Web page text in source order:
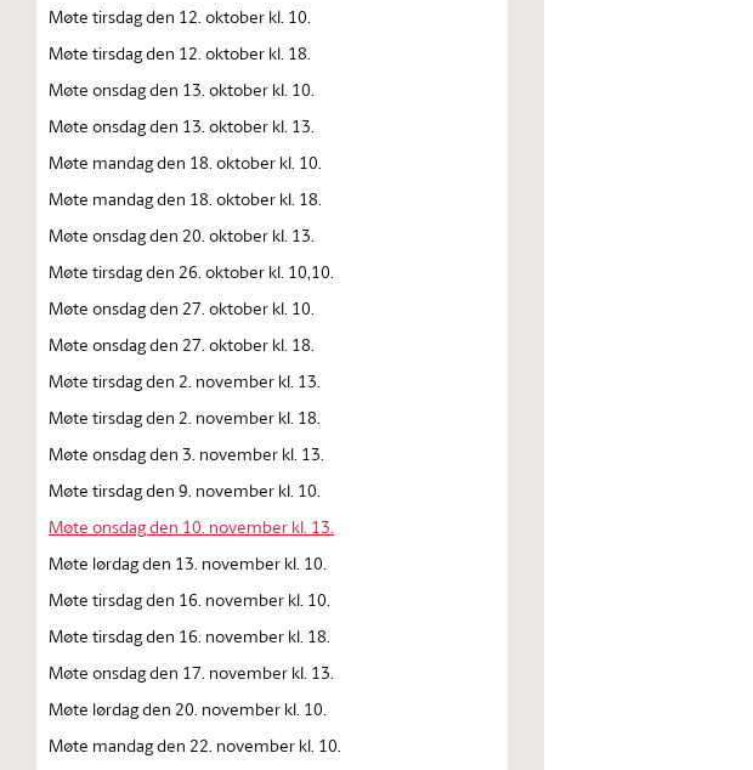
Møte tirsdag den 12. oktober kl. 10.
Møte tirsdag den 12. oktober kl. 18.
Møte onsdag den 13. oktober kl. 10.
Møte onsdag den 13. oktober kl. 13.
Møte mandag den 18. oktober kl. 10.
Møte mandag den 18. oktober kl. 18.
Møte onsdag den 20. oktober kl. 13.
Møte tirsdag den 26. oktober kl. 10,10.
Møte onsdag den 27. oktober kl. 10.
Møte onsdag den 27. oktober kl. 18.
Møte tirsdag den 2. november kl. 13.
Møte tirsdag den 2. november kl. 18.
Møte onsdag den 3. november kl. 13.
Møte tirsdag den 9. november kl. 10.
Møte onsdag den 10. november kl. 13.
Møte lørdag den 13. november kl. 10.
Møte tirsdag den 16. november kl. 10.
Møte tirsdag den 16. november kl. 18.
Møte onsdag den 17. november kl. 13.
Møte lørdag den 20. november kl. 10.
Møte mandag den 22. november kl. 10.